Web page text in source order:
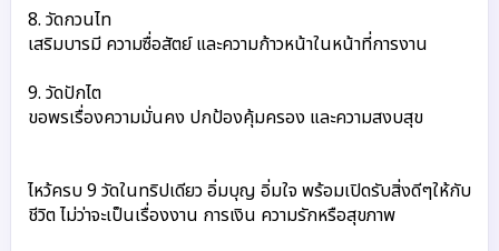
8. วัดกวนไท
เสริมบารมี ความซื่อสัตย์ และความก้าวหน้าในหน้าที่การงาน
9. วัดปักไต
ขอพรเรื่องความมั่นคง ปกป้องคุ้มครอง และความสงบสุข
ไหว้ครบ 9 วัดในทริปเดียว อิ่มบุญ อิ่มใจ พร้อมเปิดรับสิ่งดีๆให้กับ
ชีวิต ไม่ว่าจะเป็นเรื่องงาน การเงิน ความรักหรือสุขภาพ